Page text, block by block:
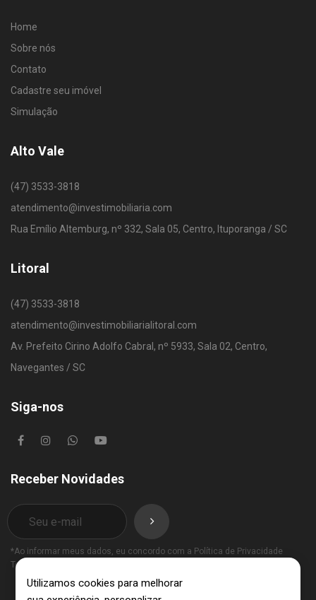
Home
Sobre nós
Contato
Cadastre seu imóvel
Simulação
Alto Vale
(47) 3533-3818
atendimento@investimobiliaria.com
Rua Emílio Altemburg, nº 332, Sala 05, Centro, Ituporanga / SC
Litoral
(47) 3533-3818
atendimento@investimobiliarialitoral.com
Av. Prefeito Cirino Adolfo Cabral, nº 5933, Sala 02, Centro,
Navegantes / SC
Siga-nos
Receber Novidades
*Ao informar meus dados, eu concordo com a Política de Privacidade
Termos de Uso
Utilizamos cookies para melhorar